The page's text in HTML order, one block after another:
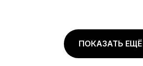
ПОКАЗАТЬ ЕЩЁ